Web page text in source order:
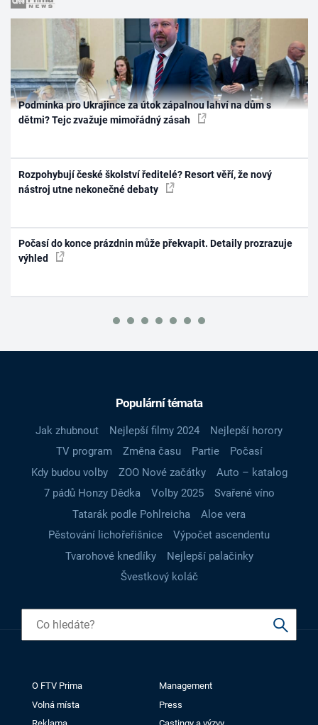
Podmínka pro Ukrajince za útok zápalnou lahví na dům s
dětmi? Tejc zvažuje mimořádný zásah
Rozpohybují české školství ředitelé? Resort věří, že nový
nástroj utne nekonečné debaty
Počasí do konce prázdnin může překvapit. Detaily prozrazuje
výhled
Populární témata
Jak zhubnout Nejlepší filmy 2024
Nejlepší horory
TV program
Změna času Partie
Počasí
Kdy budou volby
ZOO Nové začátky
Auto – katalog
7 pádů Honzy Dědka
Volby 2025
Svařené víno
Tatarák podle Pohlreicha
Aloe vera
Pěstování lichořeřišnice
Výpočet ascendentu
Tvarohové knedlíky
Nejlepší palačinky
Švestkový koláč
O FTV Prima
Management
Volná místa
Press